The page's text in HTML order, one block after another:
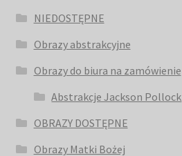
NIEDOSTĘPNE
Obrazy abstrakcyjne
Obrazy do biura na zamówienie
Abstrakcje Jackson Pollock
OBRAZY DOSTĘPNE
Obrazy Matki Bożej